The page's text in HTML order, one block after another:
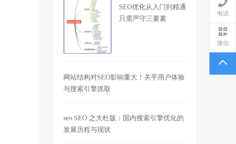
SEO优化从入门到精通
只需严守三要素
网站结构对SEO影响重大！关乎用户体验
与搜索引擎抓取
seo SEO 之大杜版：国内搜索引擎优化的
发展历程与现状
电话
微信